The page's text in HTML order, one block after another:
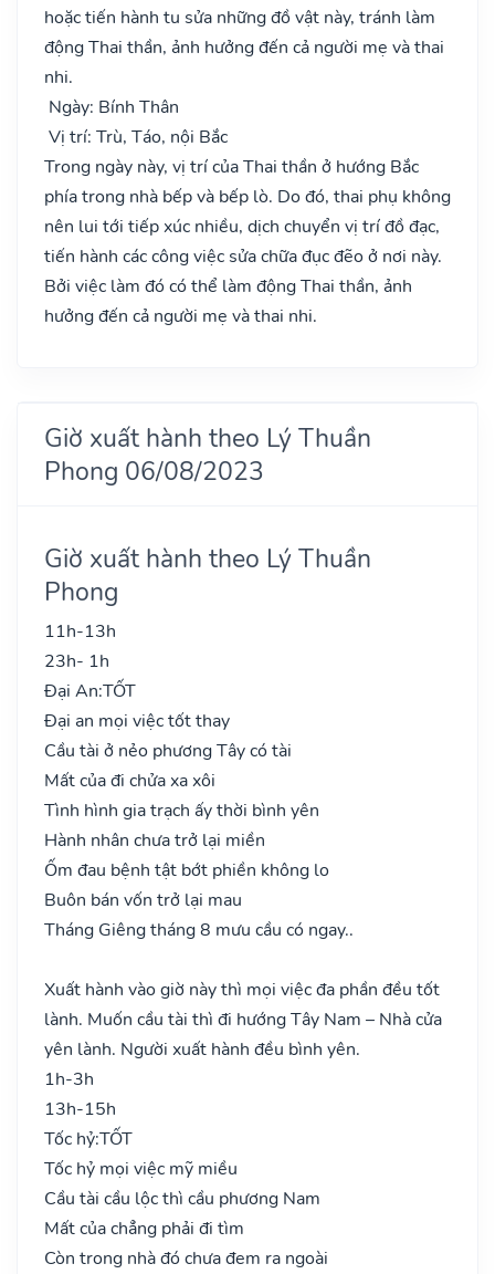
hoặc tiến hành tu sửa những đồ vật này, tránh làm
động Thai thần, ảnh hưởng đến cả người mẹ và thai
nhi.
Ngày: Bính Thân
Vị trí: Trù, Táo, nội Bắc
Trong ngày này, vị trí của Thai thần ở hướng Bắc
phía trong nhà bếp và bếp lò. Do đó, thai phụ không
nên lui tới tiếp xúc nhiều, dịch chuyển vị trí đồ đạc,
tiến hành các công việc sửa chữa đục đẽo ở nơi này.
Bởi việc làm đó có thể làm động Thai thần, ảnh
hưởng đến cả người mẹ và thai nhi.
Giờ xuất hành theo Lý Thuần
Phong 06/08/2023
Giờ xuất hành theo Lý Thuần
Phong
11h-13h
23h- 1h
Đại An:TỐT
Đại an mọi việc tốt thay
Cầu tài ở nẻo phương Tây có tài
Mất của đi chửa xa xôi
Tình hình gia trạch ấy thời bình yên
Hành nhân chưa trở lại miền
Ốm đau bệnh tật bớt phiền không lo
Buôn bán vốn trở lại mau
Tháng Giêng tháng 8 mưu cầu có ngay..
Xuất hành vào giờ này thì mọi việc đa phần đều tốt
lành. Muốn cầu tài thì đi hướng Tây Nam – Nhà cửa
yên lành. Người xuất hành đều bình yên.
1h-3h
13h-15h
Tốc hỷ:TỐT
Tốc hỷ mọi việc mỹ miều
Cầu tài cầu lộc thì cầu phương Nam
Mất của chẳng phải đi tìm
Còn trong nhà đó chưa đem ra ngoài